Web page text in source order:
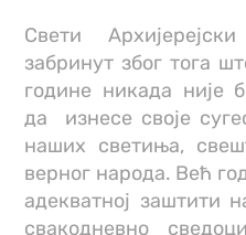
Свети
забринут због тога
године никада није
да изнесе своје
наших светиња,
верног народа. Већ
адекватној заштити
свакодневно